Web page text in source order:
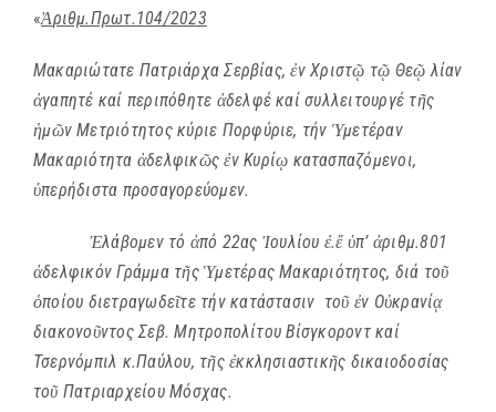
«Ἀριθμ.Πρωτ.104/2023
Μακαριώτατε Πατριάρχα Σερβίας,ἐν Χριστῷ τῷ Θεῷ λίαν
ἀγαπητέ καί περιπόθητε ἀδελφέ καί συλλειτουργέ τῆς
ἡμῶν Μετριότητος κύριε Πορφύριε, τήν Ὑμετέραν
Μακαριότητα ἀδελφικῶςἐν Κυρίῳ κατασπαζόμενοι,
ὑπερήδιστα προσαγορεύομεν.
Ἐλάβομεν τό ἀπό 22ας Ἰουλίου ἐ.ἔ ὑπ’ ἀριθμ.801
ἀδελφικόν Γράμμα τῆςὙμετέρας Μακαριότητος, διά τοῦ
ὁποίου διετραγωδεῖτε τήν κατάστασιν τοῦ ἐν Οὐκρανίᾳ
διακονοῦντος Σεβ. Μητροπολίτου Βίσγκοροντ καί
Τσερνόμπιλ κ.Παύλου, τῆςἐκκλησιαστικῆς δικαιοδοσίας
τοῦΠατριαρχείου Μόσχας.